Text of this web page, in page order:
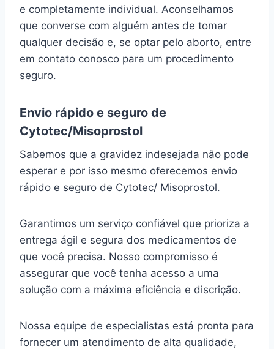
e completamente individual. Aconselhamos
que converse com alguém antes de tomar
qualquer decisão e, se optar pelo aborto, entre
em contato conosco para um procedimento
seguro.
Envio rápido e seguro de
Cytotec/Misoprostol
Sabemos que a gravidez indesejada não pode
esperar e por isso mesmo oferecemos envio
rápido e seguro de Cytotec/ Misoprostol.
Garantimos um serviço confiável que prioriza a
entrega ágil e segura dos medicamentos de
que você precisa. Nosso compromisso é
assegurar que você tenha acesso a uma
solução com a máxima eficiência e discrição.
Nossa equipe de especialistas está pronta para
fornecer um atendimento de alta qualidade,